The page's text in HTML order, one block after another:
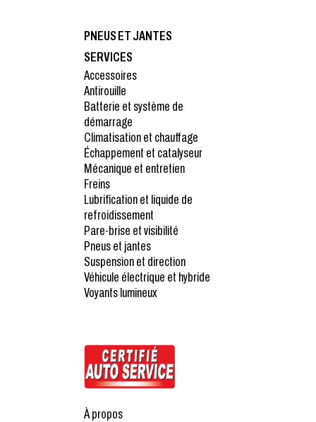
PNEUS ET JANTES
SERVICES
Accessoires
Antirouille
Batterie et système de
démarrage
Climatisation et chauffage
Échappement et catalyseur
Mécanique et entretien
Freins
Lubrification et liquide de
refroidissement
Pare-brise et visibilité
Pneus et jantes
Suspension et direction
Véhicule électrique et hybride
Voyants lumineux
À propos